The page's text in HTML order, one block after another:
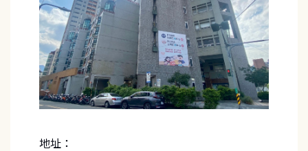
地址：